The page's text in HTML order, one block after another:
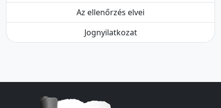
Az ellenőrzés elvei
Jognyilatkozat